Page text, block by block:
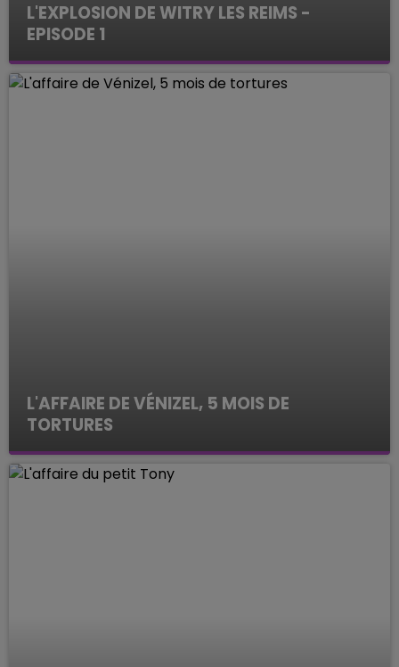
L'EXPLOSION DE WITRY LES REIMS -
EPISODE 1
ENQUETES
L'AFFAIRE DE VÉNIZEL, 5 MOIS DE
TORTURES
ENQUETES